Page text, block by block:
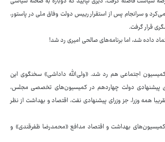
حامی «مسعود پزشکیان» برای او در انتخابات ۱۴۰۳ فعالیت می‌کرد و سرانجام پس از استقرار رییس دولت وفاق ملی در پاستور،
قرار گرفت.
کمیسیون اجتماعی هم رد شد. «ولی‌الله داداشی» سخنگوی این
پیشنهادی دولت چهاردهم در کمیسیون‌های تخصصی مجلس،
در خدمت ۱۹وزیر پیشنهادی بود و تقریبا همه وزرا، جز وزرای پیشنهادی نفت، اقتصاد و بهداشت از نظر
کمیسیون‌های بهداشت و اقتصاد مدافع «محمدرضا ظفرقندی» و